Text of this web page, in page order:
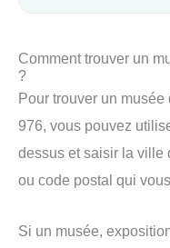
Comment trouver un
?
Pour trouver un
976, vous pouvez
dessus et saisir la ville
ou code postal qui
Si un musée,